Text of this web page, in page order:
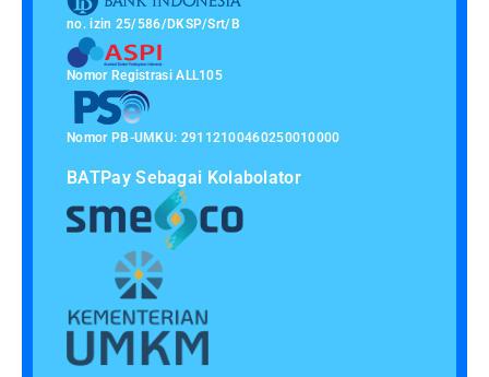
no. izin 25/586/DKSP/Srt/B
Nomor Registrasi ALL105
Nomor PB-UMKU: 29112100460250010000
BATPay Sebagai Kolabolator